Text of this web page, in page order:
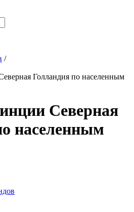
/
Голландия по населенным
Северная
населенным